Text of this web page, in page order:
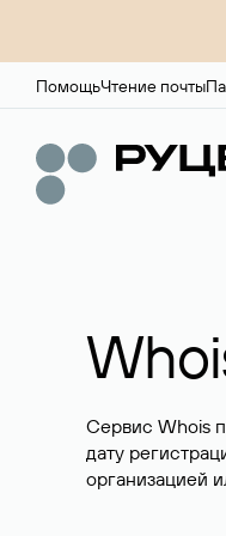
ПомощьЧтение почты
Сервис Whois
дату
организацией